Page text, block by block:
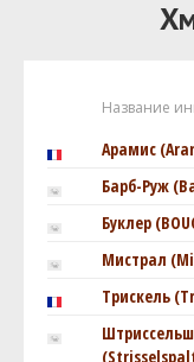
Название
Арамис
Барб-Руж
Буклер
Мистрал
Трискель